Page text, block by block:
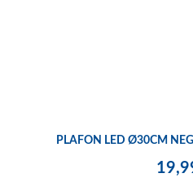
PLAFON LED Ø30CM